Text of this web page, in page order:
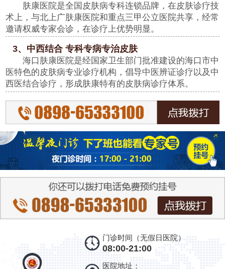
肤康医院是全国皮肤病专科连锁品牌，在皮肤诊疗技
术上，与北上广肤康医院和重点三甲公立医院共享，经常
邀请权威专家会诊，在诊疗上优势明显。
3、中西结合 专科专病专治皮肤
海口肤康医院是经国家卫生部门批准建设的海口市中
医特色的皮肤病专业诊疗机构，倡导中医辨证诊疗以及中
西医结合诊疗，形成肤康特有的皮肤病诊疗体系。
门诊时间（无假日医院）
08:00-21:00
医院地址：